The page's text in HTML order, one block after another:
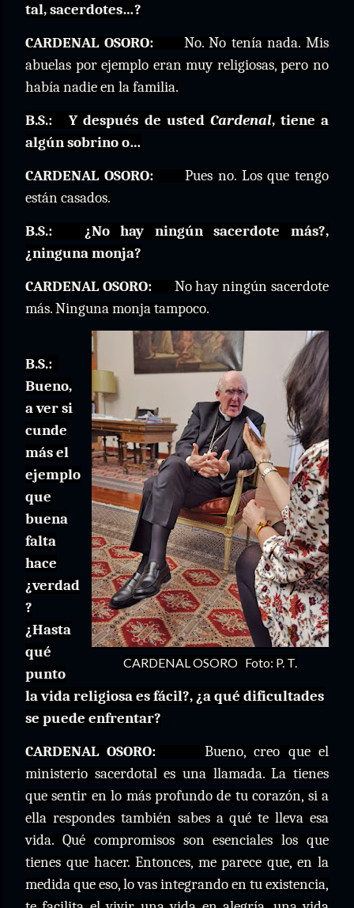
tal, sacerdotes…?
CARDENAL OSORO:
No. No tenía nada. Mis
abuelas por ejemplo eran muy religiosas, pero no
había nadie en la familia.
B.S.:
Y después de usted Cardenal, tiene a
algún sobrino o…
CARDENAL OSORO:
Pues no. Los que tengo
están casados.
B.S.:
¿No hay ningún sacerdote más?,
¿ninguna monja?
CARDENAL OSORO:
No hay ningún sacerdote
más. Ninguna monja tampoco.
CARDENAL OSORO Foto: P. T.
B.S.:
Bueno,
a ver si
cunde
más el
ejemplo
que
buena
falta
hace
¿verdad
?
¿Hasta
qué
punto
la vida religiosa es fácil?, ¿a qué dificultades
se puede enfrentar?
CARDENAL OSORO:
Bueno, creo que el
ministerio sacerdotal es una llamada. La tienes
que sentir en lo más profundo de tu corazón, si a
ella respondes también sabes a qué te lleva esa
vida. Qué compromisos son esenciales los que
tienes que hacer. Entonces, me parece que, en la
medida que eso, lo vas integrando en tu existencia,